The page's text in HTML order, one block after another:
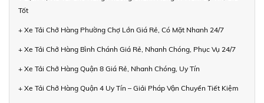
Tốt
+ Xe Tải Chở Hàng Phường Chợ Lớn Giá Rẻ, Có Mặt Nhanh 24/7
+ Xe Tải Chở Hàng Bình Chánh Giá Rẻ, Nhanh Chóng, Phục Vụ 24/7
+ Xe Tải Chở Hàng Quận 8 Giá Rẻ, Nhanh Chóng, Uy Tín
+ Xe Tải Chở Hàng Quận 4 Uy Tín – Giải Pháp Vận Chuyển Tiết Kiệm